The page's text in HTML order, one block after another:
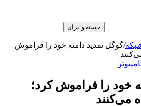
جستجو برای
/گوگل تمدید دامنه خود را فراموش
خود را فراموش کرد؛
می‌کنند